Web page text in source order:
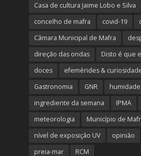
Casa de cultura Jaime Lobo e Silva
concelho de mafra
covid-19
Câmara Municipal de Mafra
direção das ondas
Disto é que
doces
efemérides &
Gastronomia
GNR
humidade
ingrediente da semana
IPMA
meteorologia
Município de
nível de exposição UV
opinião
preia-mar
RCM